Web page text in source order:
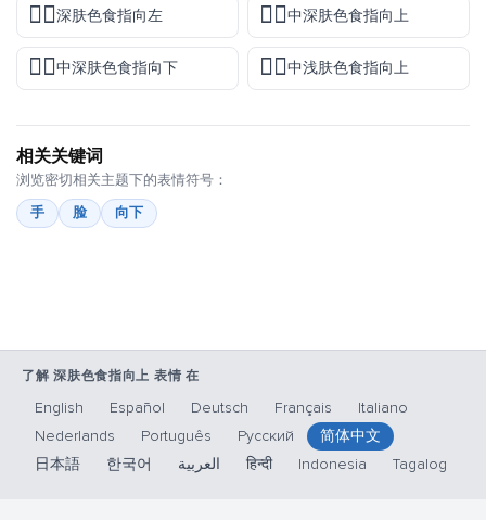
👈🏿深肤色食指向左 👆🏾中深肤色食指向上
👇🏾中深肤色食指向下 👆🏼中浅肤色食指向上
相关关键词
浏览密切相关主题下的表情符号：
手
脸 向下
了解 深肤色食指向上 表情 在
English Español Deutsch Français
Italiano
Nederlands
Português Русский
简体中文
日本語
한국어 العربية हिन्दी Indonesia Tagalog